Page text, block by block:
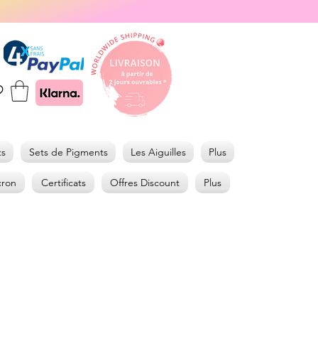
Sets de Pigments Les Aiguilles Plus
Certificats Offres Discount Plus